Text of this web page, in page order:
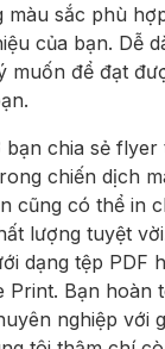
màu sắc phù
của bạn. Dễ
muốn để đạt
chia sẻ flyer
chiến dịch
cũng có thể in
lượng tuyệt
dạng tệp PDF
Print. Bạn hoàn
nghiệp với